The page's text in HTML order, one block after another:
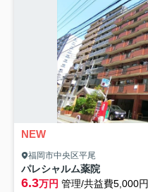
NEW
福岡市中央区平尾
パレシャルム薬院
6.3万円 管理/共益費5,000円